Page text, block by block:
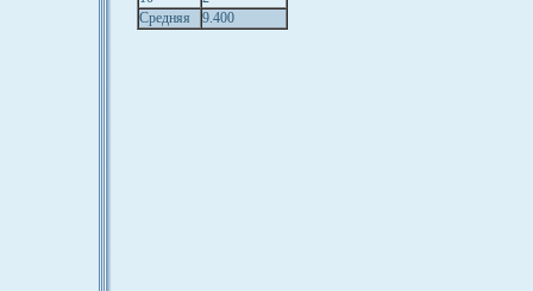
Средняя
9.400